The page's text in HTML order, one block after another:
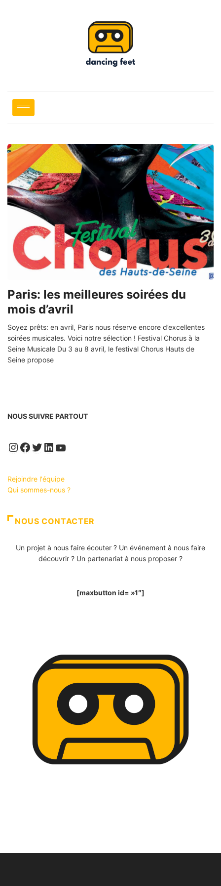
Paris: les meilleures soirées du
mois d’avril
Soyez prêts: en avril, Paris nous réserve encore d’excellentes
soirées musicales. Voici notre sélection ! Festival Chorus à la
Seine Musicale Du 3 au 8 avril, le festival Chorus Hauts de
Seine propose
NOUS SUIVRE PARTOUT
Instagram
Facebook
Twitter
LinkedIn
YouTube
Rejoindre l'équipe
Qui sommes-nous ?
NOUS CONTACTER
Un projet à nous faire écouter ? Un événement à nous faire
découvrir ? Un partenariat à nous proposer ?
[maxbutton id= »1″]